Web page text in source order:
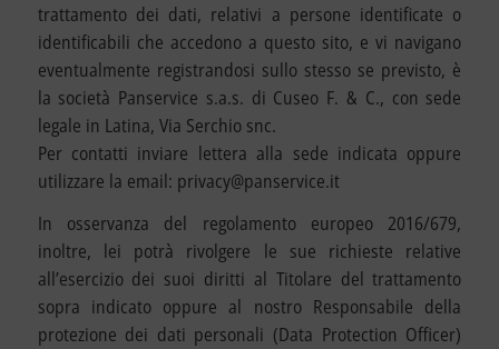
trattamento dei dati, relativi a persone identificate o
identificabili che accedono a questo sito, e vi navigano
eventualmente registrandosi sullo stesso se previsto, è
la società Panservice s.a.s. di Cuseo F. & C., con sede
legale in Latina, Via Serchio snc.
Per contatti inviare lettera alla sede indicata oppure
utilizzare la email: privacy@panservice.it
In osservanza del regolamento europeo 2016/679,
inoltre, lei potrà rivolgere le sue richieste relative
all’esercizio dei suoi diritti al Titolare del trattamento
sopra indicato oppure al nostro Responsabile della
protezione dei dati personali (Data Protection Officer)